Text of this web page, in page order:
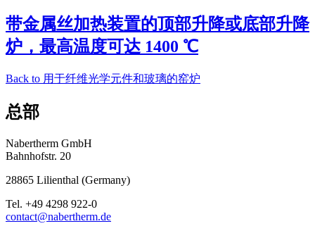
带金属丝加热装置的顶部升降或底部升降
炉，最高温度可达 1400 ℃
Back to 用于纤维光学元件和玻璃的窑炉
总部
Nabertherm GmbH
Bahnhofstr. 20
28865 Lilienthal (Germany)
Tel. +49 4298 922-0
contact@nabertherm.de